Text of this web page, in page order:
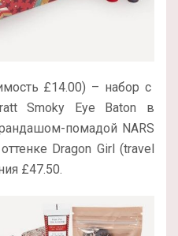
£14.00) – набор с
Smoky Eye Baton в
помадой NARS
Dragon Girl (travel
£47.50.